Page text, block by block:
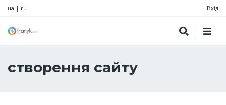
ua | ru Вхід
створення сайту